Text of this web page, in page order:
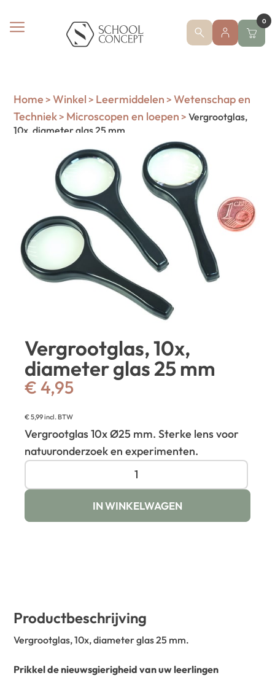
0
Home > Winkel > Leermiddelen > Wetenschap en
Techniek> Microscopen en loepen > Vergrootglas,
10x, diameter glas 25 mm
Vergrootglas, 10x,
diameter glas 25 mm
€ 4,95
€5,99incl. BTW
Vergrootglas 10x Ø25 mm. Sterke lens voor
natuuronderzoek en experimenten.
IN WINKELWAGEN
Productbeschrijving
Vergrootglas, 10x, diameter glas 25 mm.
Prikkel de nieuwsgierigheid van uw leerlingen